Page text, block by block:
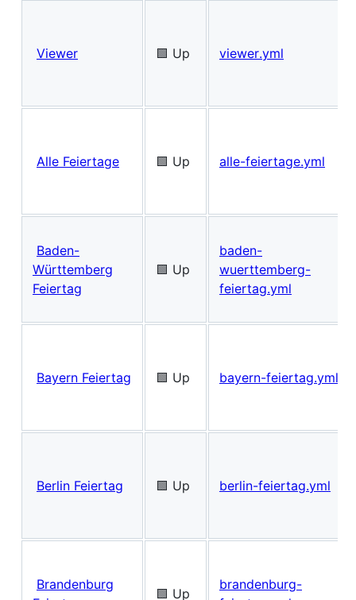
Viewer 🟩 Up viewer.yml
Alle Feiertage 🟩 Up alle-feiertage.yml
Baden-
Württemberg
Feiertag
🟩 Up
baden-
wuerttemberg-
feiertag.yml
Bayern Feiertag 🟩 Up bayern-feiertag.yml
Berlin Feiertag 🟩 Up berlin-feiertag.yml
Brandenburg
🟩 Up
brandenburg-